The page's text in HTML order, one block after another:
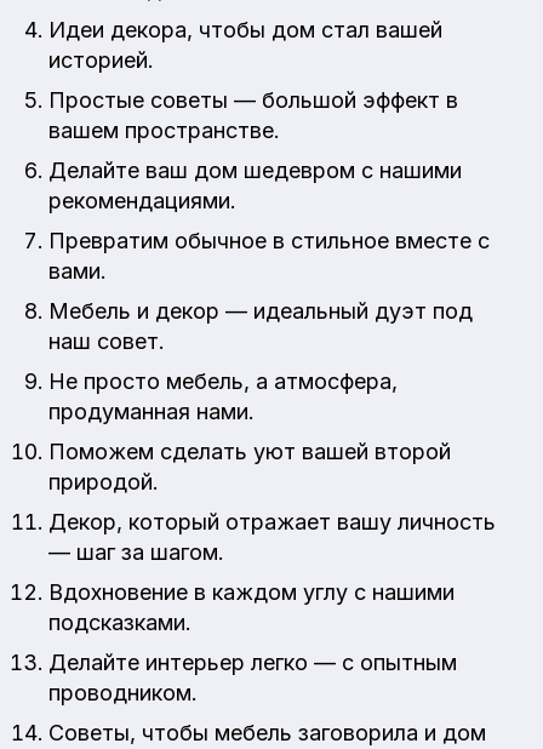
Идеи декора, чтобы дом стал вашей
историей.
Простые советы — большой эффект в
вашем пространстве.
Делайте ваш дом шедевром с нашими
рекомендациями.
Превратим обычное в стильное вместе с
вами.
Мебель и декор — идеальный дуэт под
наш совет.
Не просто мебель, а атмосфера,
продуманная нами.
Поможем сделать уют вашей второй
природой.
Декор, который отражает вашу личность
— шаг за шагом.
Вдохновение в каждом углу с нашими
подсказками.
Делайте интерьер легко — с опытным
проводником.
Советы, чтобы мебель заговорила и дом